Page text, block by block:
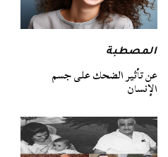
المصطبة
عن تأثير الضحك على جسم
الإنسان